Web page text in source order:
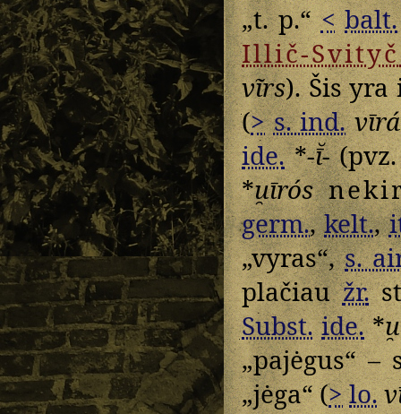
„t. p.“< balt.
Illič-Svityč
vĩrs). Šis
(> s. ind.
ide.*-ī̆-
*u̯īrós
germ.,kelt.,
„vyras“,s.
plačiaužr.
Subst. ide.*
„pajėgus“ –
„jėga“ (>lo.